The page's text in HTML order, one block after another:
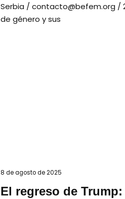
Serbia / contacto@befem.org /
de género y sus
8 de agosto de 2025
El regreso de